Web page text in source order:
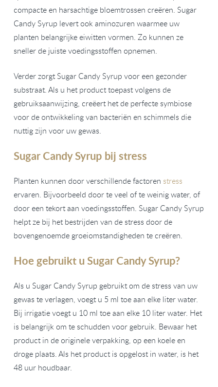
compacte en harsachtige bloemtrossen creëren. Sugar
Candy Syrup levert ook aminozuren waarmee uw
planten belangrijke eiwitten vormen. Zo kunnen ze
sneller de juiste voedingsstoffen opnemen.
Verder zorgt Sugar Candy Syrup voor een gezonder
substraat. Als u het product toepast volgens de
gebruiksaanwijzing, creëert het de perfecte symbiose
voor de ontwikkeling van bacteriën en schimmels die
nuttig zijn voor uw gewas.
Sugar Candy Syrup bij stress
Planten kunnen door verschillende factoren stress
ervaren. Bijvoorbeeld door te veel of te weinig water, of
door een tekort aan voedingsstoffen. Sugar Candy Syrup
helpt ze bij het bestrijden van de stress door de
bovengenoemde groeiomstandigheden te creëren.
Hoe gebruikt u Sugar Candy Syrup?
Als u Sugar Candy Syrup gebruikt om de stress van uw
gewas te verlagen, voegt u 5 ml toe aan elke liter water.
Bij irrigatie voegt u 10 ml toe aan elke 10 liter water. Het
is belangrijk om te schudden voor gebruik. Bewaar het
product in de originele verpakking, op een koele en
droge plaats. Als het product is opgelost in water, is het
48 uur houdbaar.